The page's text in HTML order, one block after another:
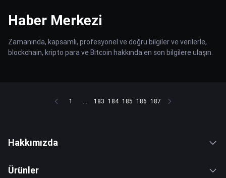
Haber Merkezi
Zamanında, kapsamlı, profesyonel ve doğru bilgiler ve verilerle,
blockchain, kripto para ve Bitcoin hakkında en son bilgilere ulaşın.
1 ... 183 184 185 186 187
Hakkımızda
Ürünler